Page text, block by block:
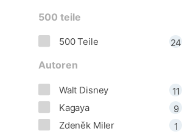
500 teile
500 Teile
24
Autoren
Walt Disney
11
Kagaya
9
Zdeněk Miler
1